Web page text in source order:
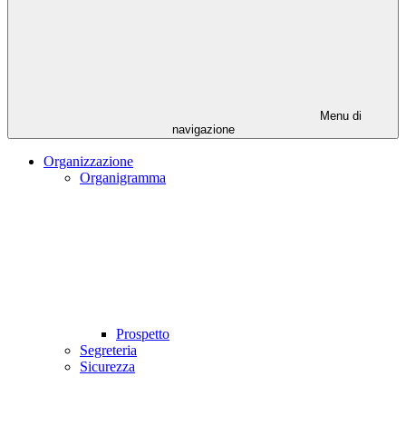
Menu di
navigazione
Organizzazione
Organigramma
Prospetto
Segreteria
Sicurezza